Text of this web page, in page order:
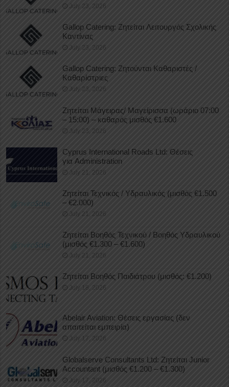
July 23, 2026
Gallop Catering: Ζητείται Λειτουργός Σχολικής
Καντίνας
July 23, 2026
Gallop Catering: Ζητούνται Καθαριστές /
Καθαρίστριες
July 23, 2026
Ζητείται Μάγειρας/ Μαγείρισσα (ωράριο 07:00
– 15:00) – καθαρός μισθός €1.600
July 23, 2026
Cyprus International Roads Ltd: Θέσεις
για Administration
July 21, 2026
Ζητείται Τεχνικός / Υδραυλικός (μισθός €1.500
– €2.000)
July 21, 2026
Ζητείται Βοηθός Τεχνικού / Βοηθός Υδραυλικού
(μισθός €1.300 – €1.600)
July 21, 2026
Ζητείται Βοηθός Παιδιάτρου (μισθός: €1.200)
July 18, 2026
Abelair Aviation: Θέσεις εργασίας (δεν
απαιτείται εμπειρία)
July 17, 2026
Globalserve Consultants Ltd: Ζητείται Junior
Accountant (μισθός €1.200 – €1.300)
July 17, 2026